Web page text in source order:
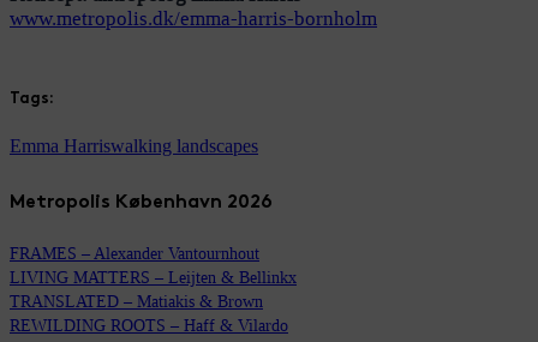
www.metropolis.dk/emma-harris-bornholm
Tags:
Emma Harriswalking landscapes
Metropolis København 2026
FRAMES – Alexander Vantournhout
LIVING MATTERS – Leijten & Bellinkx
TRANSLATED – Matiakis & Brown
REWILDING ROOTS – Haff & Vilardo